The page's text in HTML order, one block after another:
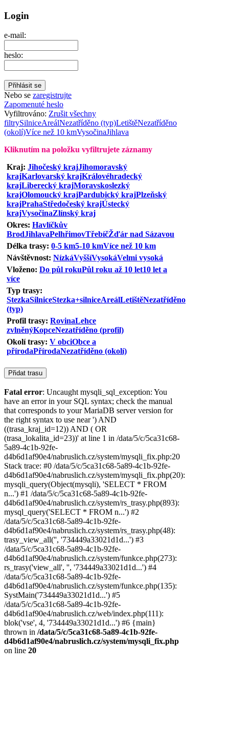
Login
e-mail:
heslo:
Nebo se zaregistrujte
Zapomenuté heslo
Vyfiltrováno: Zrušit všechny
filtrySilniceAreálNezatříděno (typ)LetištěNezatříděno
(okolí)Více než 10 kmVysočinaJihlava
Kliknutím na položku vyfiltrujete záznamy
Kraj: Jihočeský krajJihomoravský
krajKarlovarský krajKrálovéhradecký
krajLiberecký krajMoravskoslezký
krajOlomoucký krajPardubický krajPlzeňský
krajPrahaStředočeský krajÚstecký
krajVysočinaZlínský kraj
Okres: Havlíčkův
BrodJihlavaPelhřimovTřebíčŽďár nad Sázavou
Délka trasy: 0-5 km5-10 kmVíce než 10 km
Návštěvnost: NízkáVyššíVysokáVelmi vysoká
Vloženo: Do půl rokuPůl roku až 10 let10 let a
více
Typ trasy:
StezkaSilniceStezka+silniceAreálLetištěNezatříděno
(typ)
Profil trasy: RovinaLehce
zvlněnýKopceNezatříděno (profil)
Okolí trasy: V obciObce a
přírodaPřírodaNezatříděno (okolí)
Fatal error: Uncaught mysqli_sql_exception: You
have an error in your SQL syntax; check the manual
that corresponds to your MariaDB server version for
the right syntax to use near ') AND
((trasa_kraj_id=12)) AND ( OR
(trasa_lokalita_id=23))' at line 1 in /data/5/c/5ca31c68-
5a89-4c1b-92fe-
d4b6d1af90e4/nabruslich.cz/system/mysqli_fix.php:20
Stack trace: #0 /data/5/c/5ca31c68-5a89-4c1b-92fe-
d4b6d1af90e4/nabruslich.cz/system/mysqli_fix.php(20):
mysqli_query(Object(mysqli), 'SELECT * FROM
n...') #1 /data/5/c/5ca31c68-5a89-4c1b-92fe-
d4b6d1af90e4/nabruslich.cz/system/rs_trasy.php(893):
mysql_query('SELECT * FROM n...') #2
/data/5/c/5ca31c68-5a89-4c1b-92fe-
d4b6d1af90e4/nabruslich.cz/system/rs_trasy.php(48):
trasy_view_all('', '734449a33021d1d...') #3
/data/5/c/5ca31c68-5a89-4c1b-92fe-
d4b6d1af90e4/nabruslich.cz/system/funkce.php(273):
rs_trasy('view_all', '', '734449a33021d1d...') #4
/data/5/c/5ca31c68-5a89-4c1b-92fe-
d4b6d1af90e4/nabruslich.cz/system/funkce.php(135):
SystMain('734449a33021d1d...') #5
/data/5/c/5ca31c68-5a89-4c1b-92fe-
d4b6d1af90e4/nabruslich.cz/web/index.php(111):
blok('vse', 4, '734449a33021d1d...') #6 {main}
thrown in /data/5/c/5ca31c68-5a89-4c1b-92fe-
d4b6d1af90e4/nabruslich.cz/system/mysqli_fix.php
on line 20